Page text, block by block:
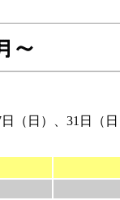
（日）、31日（